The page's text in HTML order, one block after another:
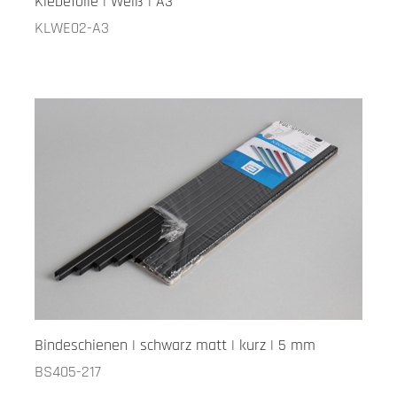
KLWE02-A3
Bindeschienen | schwarz matt | kurz | 5 mm
BS405-217